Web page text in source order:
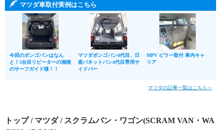
マツダ車取付実例はこちら
今回のボンゴバンはなん
と！3台目リピーターの湘南
のサーフガイド様！！
マツダボンゴバン4代目、日
産バネットバン4代目専用サ
イドバー
MPV ピラー取付 車内キャ
リア
マツダの記事一覧はこちら＞
トップ/ マツダ/ スクラムバン・ワゴン(SCRAM VAN・WA